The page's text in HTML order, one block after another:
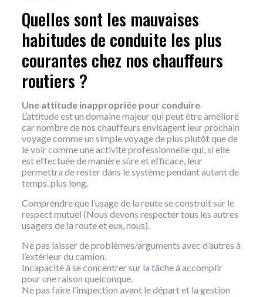
Quelles sont les mauvaises
habitudes de conduite les plus
courantes chez nos chauffeurs
routiers ?
Une attitude inappropriée pour conduire
L’attitude est un domaine majeur qui peut être amélioré
car nombre de nos chauffeurs envisagent leur prochain
voyage comme un simple voyage de plus plutôt que de
le voir comme une activité professionnelle qui, si elle
est effectuée de manière sûre et efficace, leur
permettra de rester dans le système pendant autant de
temps. plus long.
Comprendre que l’usage de la route se construit sur le
respect mutuel (Nous devons respecter tous les autres
usagers de la route et eux, nous).
Ne pas laisser de problèmes/arguments avec d’autres à
l’extérieur du camion.
Incapacité à se concentrer sur la tâche à accomplir
pour une raison quelconque.
Ne pas faire l’inspection avant le départ et la gestion